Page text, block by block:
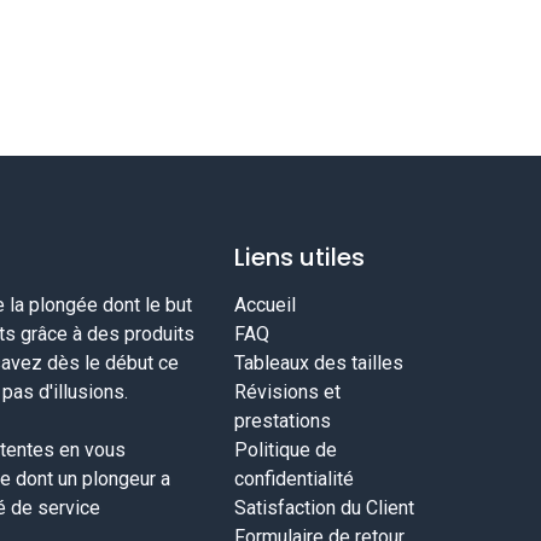
la plongée dont le but
grâce à des produits
dès le début ce
d'illusions.
en vous
dont un plongeur a
de service
Liens utiles
Accueil
FAQ
Tableaux des tailles
Révisions et
prestations
Politique de
confidentialité
Satisfaction du Client